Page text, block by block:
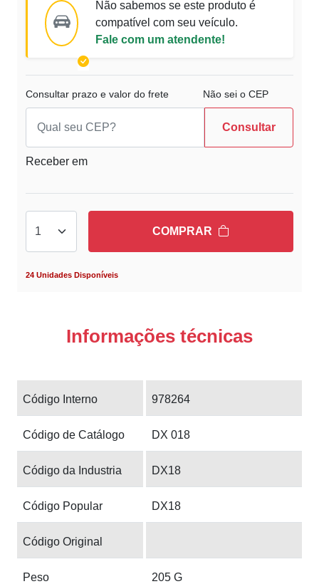
Não sabemos se este produto é
compatível com seu veículo.
Fale com um atendente!
Consultar prazo e valor do frete Não sei o CEP
Consultar
Receber em
COMPRAR
24 Unidades Disponíveis
Informações técnicas
Código Interno 978264
Código de Catálogo DX 018
Código da Industria DX18
Código Popular DX18
Código Original
Peso 205 G